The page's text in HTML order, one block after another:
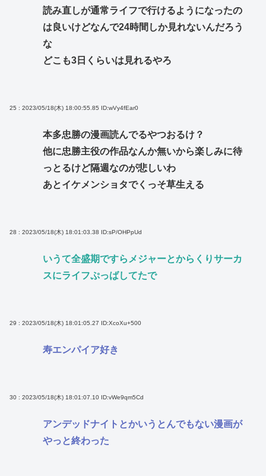
読み直しが通常ライフで行けるようになったの
は良いけどなんで24時間しか見れないんだろう
な
どこも3日くらいは見れるやろ
25 : 2023/05/18(木) 18:00:55.85 ID:wVy4fEar0
本多忠勝の漫画読んでるやつおるけ？
他に忠勝主役の作品なんか無いから楽しみに待
っとるけど隔週なのが悲しいわ
あとイケメンショタでくっそ草生える
28 : 2023/05/18(木) 18:01:03.38 ID:sP/OHPpUd
いうて全盛期ですらメジャーとからくりサーカ
スにライフぷっばしてたで
29 : 2023/05/18(木) 18:01:05.27 ID:XcoXu+500
寿エンパイア好き
30 : 2023/05/18(木) 18:01:07.10 ID:vWe9qm5Cd
アンデッドナイトとかいうとんでもない漫画が
やっと終わった